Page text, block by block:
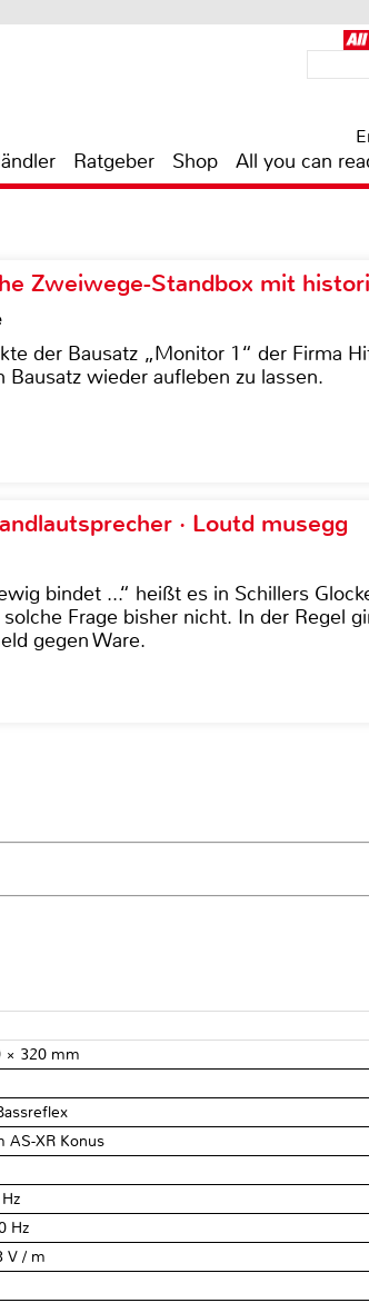
Ratgeber Shop All you can
Zweiwege-Standbox mit
der Bausatz „Monitor 1“ der Firma
Bausatz wieder aufleben zu lassen.
· Loutd musegg
bindet ...“ heißt es in Schillers
Frage bisher nicht. In der Regel
gegen Ware.
× 320 mm
AS-XR Konus
Hz
V / m